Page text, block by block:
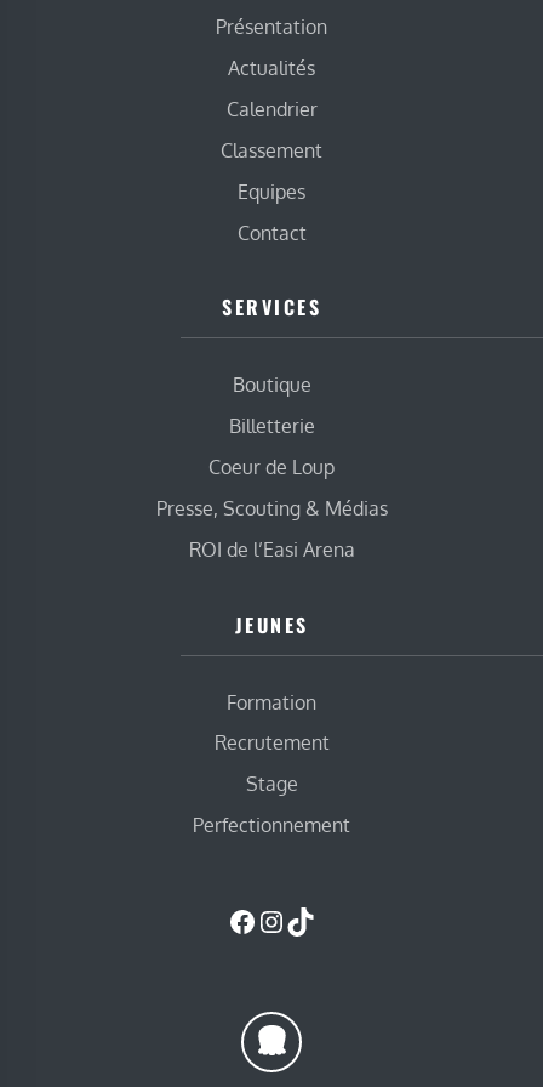
Présentation
Actualités
Calendrier
Classement
Equipes
Contact
SERVICES
Boutique
Billetterie
Coeur de Loup
Presse, Scouting & Médias
ROI de l’Easi Arena
JEUNES
Formation
Recrutement
Stage
Perfectionnement
Facebook
Instagram
TikTok